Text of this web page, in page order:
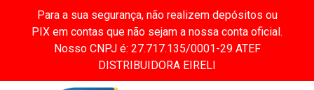
Para a sua segurança, não realizem depósitos ou
PIX em contas que não sejam a nossa conta oficial.
Nosso CNPJ é: 27.717.135/0001-29 ATEF
DISTRIBUIDORA EIRELI